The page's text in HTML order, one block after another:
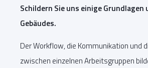
Schildern Sie uns einige Grundlagen
Gebäudes.
Der Workflow, die Kommunikation und
zwischen einzelnen Arbeitsgruppen